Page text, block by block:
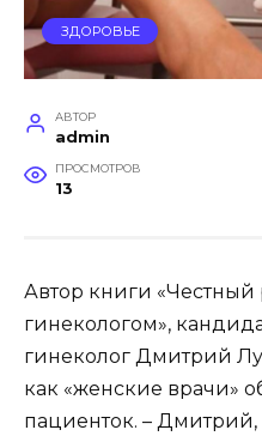
ЗДОРОВЬЕ
АВТОР
admin
ПРОСМОТРОВ
13
Автор книги «Честный
гинекологом»,
гинеколог Дмитрий
как «женские врачи»
пациенток. – Дмитрий,